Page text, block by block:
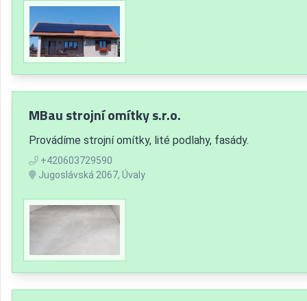
MBau strojní omítky s.r.o.
Provádíme strojní omítky, lité podlahy, fasády.
+420603729590
Jugoslávská 2067, Úvaly